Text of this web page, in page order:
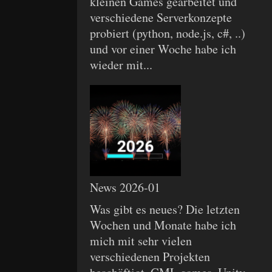
verschiedene Serverkonzepte
probiert (python, node.js, c#, ..)
und vor einer Woche habe ich
wieder mit...
News 2026-01
Was gibt es neues? Die letzten
Wochen und Monate habe ich
mich mit sehr vielen
verschiedenen Projekten